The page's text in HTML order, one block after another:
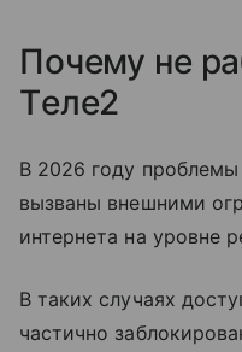
Почему не
Tеле2
В 2026 году
вызваны внешними
интернета на уровне
В таких случаях
частично